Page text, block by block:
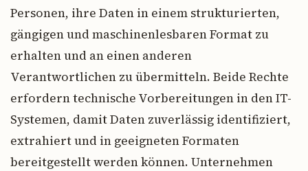
Personen, ihre Daten in einem strukturierten,
gängigen und maschinenlesbaren Format zu
erhalten und an einen anderen
Verantwortlichen zu übermitteln. Beide Rechte
erfordern technische Vorbereitungen in den IT-
Systemen, damit Daten zuverlässig identifiziert,
extrahiert und in geeigneten Formaten
bereitgestellt werden können. Unternehmen